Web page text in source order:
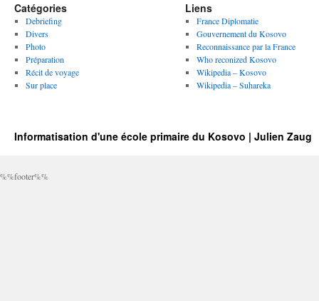
Catégories
Debriefing
Divers
Photo
Préparation
Récit de voyage
Sur place
Liens
France Diplomatie
Gouvernement du Kosovo
Reconnaissance par la France
Who reconized Kosovo
Wikipedia – Kosovo
Wikipedia – Suhareka
Informatisation d'une école primaire du Kosovo | Julien Zaug
%%footer%%